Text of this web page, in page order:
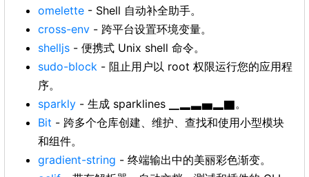
omelette - Shell 自动补全助手。
cross-env - 跨平台设置环境变量。
shelljs - 便携式 Unix shell 命令。
sudo-block - 阻止用户以 root 权限运行您的应用程
序。
sparkly - 生成 sparklines ▁▂▃▅▂▇。
Bit - 跨多个仓库创建、维护、查找和使用小型模块
和组件。
gradient-string - 终端输出中的美丽彩色渐变。